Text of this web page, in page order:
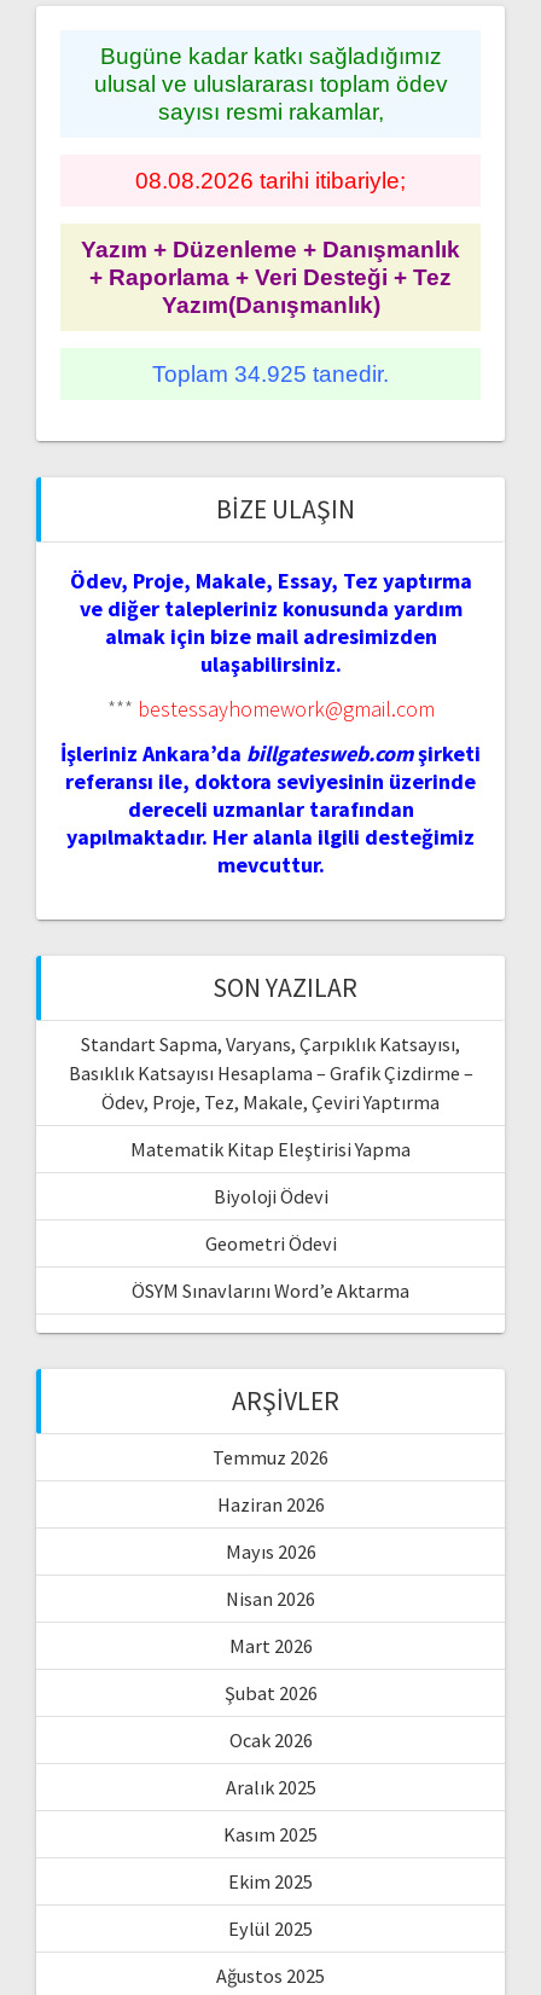
Bugüne kadar katkı sağladığımız
ulusal ve uluslararası toplam ödev
sayısı resmi rakamlar,
08.08.2026 tarihi itibariyle;
Yazım + Düzenleme + Danışmanlık
+ Raporlama + Veri Desteği + Tez
Yazım(Danışmanlık)
Toplam 34.925 tanedir.
BIZE ULAŞIN
Ödev, Proje, Makale, Essay, Tez yaptırma
ve diğer talepleriniz konusunda yardım
almak için bize mail adresimizden
ulaşabilirsiniz.
*** bestessayhomework@gmail.com
İşleriniz Ankara’da billgatesweb.comşirketi
referansı ile, doktora seviyesinin üzerinde
dereceli uzmanlar tarafından
yapılmaktadır. Her alanla ilgili desteğimiz
mevcuttur.
SON YAZILAR
Standart Sapma, Varyans, Çarpıklık Katsayısı,
Basıklık Katsayısı Hesaplama – Grafik Çizdirme –
Ödev, Proje, Tez, Makale, Çeviri Yaptırma
Matematik Kitap Eleştirisi Yapma
Biyoloji Ödevi
Geometri Ödevi
ÖSYM Sınavlarını Word’e Aktarma
ARŞIVLER
Temmuz 2026
Haziran 2026
Mayıs 2026
Nisan 2026
Mart 2026
Şubat 2026
Ocak 2026
Aralık 2025
Kasım 2025
Ekim 2025
Eylül 2025
Ağustos 2025